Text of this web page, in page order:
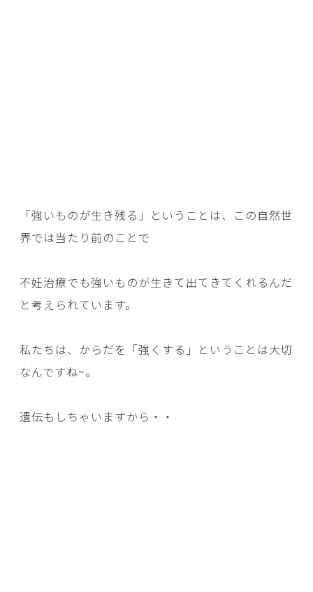
「強いものが生き残る」ということは、この自然世
界では当たり前のことで
不妊治療でも強いものが生きて出てきてくれるんだ
と考えられています。
私たちは、からだを「強くする」ということは大切
なんですね~。
遺伝もしちゃいますから・・